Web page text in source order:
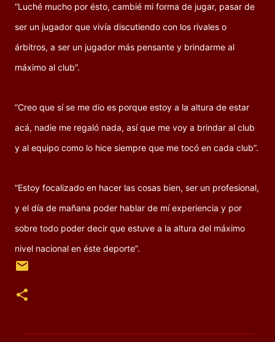
“Luché mucho por ésto, cambié mi forma de jugar, pasar de
ser un jugador que vivía discutiendo con los rivales o
árbitros, a ser un jugador más pensante y brindarme al
máximo al club”.
“Creo que sí se me dio es porque estoy a la altura de estar
acá, nadie me regaló nada, así que me voy a brindar al club
y al equipo como lo hice siempre que me tocó en cada club”.
“Estoy focalizado en hacer las cosas bien, ser un profesional,
y el día de mañana poder hablar de mí experiencia y por
sobre todo poder decir que estuve a la altura del máximo
nivel nacional en éste deporte”.